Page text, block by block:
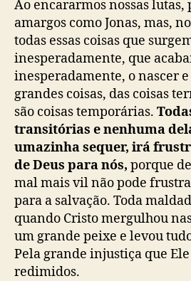
Ao encararmos nossas lutas,
amargos como Jonas, mas,
todas essas coisas que
inesperadamente, que
inesperadamente, o nascer
grandes coisas, das coisas
são coisas temporárias.
transitórias e nenhuma
umazinha sequer, irá
de Deus para nós, porque
mal mais vil não pode
para a salvação. Toda
quando Cristo mergulhou
um grande peixe e levou
Pela grande injustiça que
redimidos.